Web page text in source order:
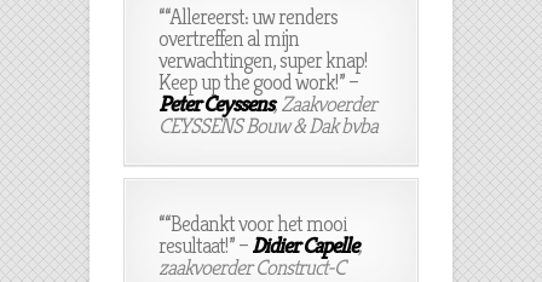
““Allereerst: uw renders
overtreffen al mijn
verwachtingen, super knap!
Keep up the good work!”–
Peter Ceyssens,Zaakvoerder
CEYSSENS Bouw & Dak bvba
““Bedankt voor het mooi
resultaat!”–Didier Capelle,
zaakvoerder Construct-C